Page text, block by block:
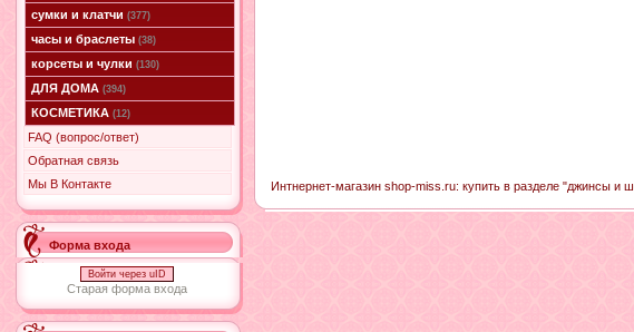
сумки и клатчи(377)
часы и браслеты(38)
корсеты и чулки(130)
ДЛЯ ДОМА(394)
КОСМЕТИКА(12)
FAQ (вопрос/ответ)
Обратная связь
Мы В Контакте
Форма входа
Войти через uID
Старая форма входа
Интнернет-магазин shop-miss.ru: купить в разделе "джинсы и